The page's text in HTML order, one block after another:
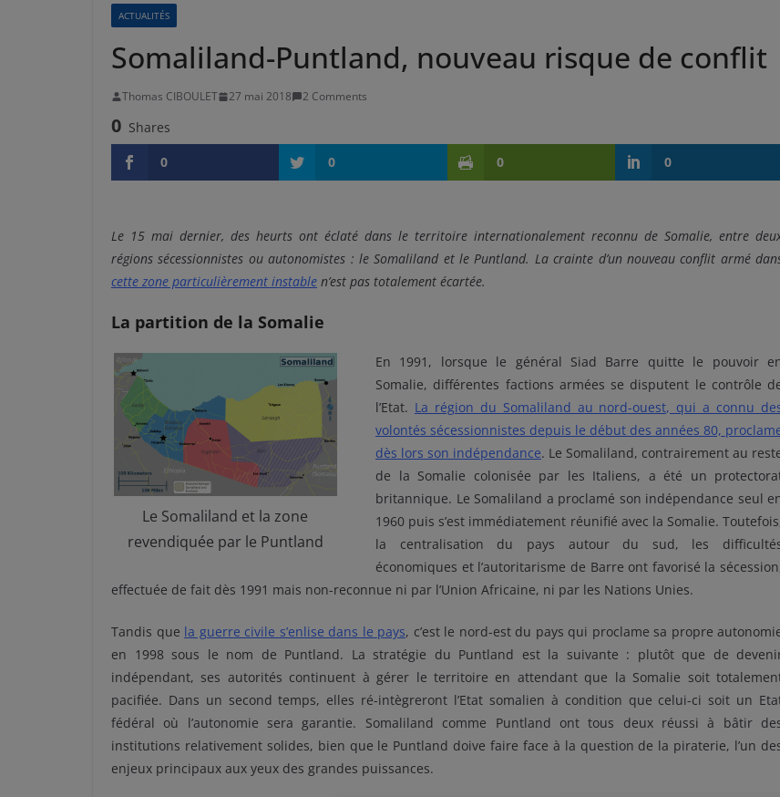
ACTUALITÉS
Somaliland-Puntland, nouveau risque de conflit
Thomas CIBOULET 27 mai 2018 2 Comments
0 Shares
0
0 0 0
Le 15 mai dernier, des heurts ont éclaté dans le territoire internationalement reconnu de Somalie, entre
régions sécessionnistes ou autonomistes : le Somaliland et le Puntland. La crainte d’un nouveau conflit armé
cette zone particulièrement instable n’est pas totalement écartée.
La partition de la Somalie
Le Somaliland et la zone
revendiquée par le Puntland
En 1991, lorsque le général Siad Barre quitte le pouvoir
Somalie, différentes factions armées se disputent le contrôle
l’Etat. La région du Somaliland au nord-ouest, qui a connu
volontés sécessionnistes depuis le début des années 80,
dès lors son indépendance. Le Somaliland, contrairement au
de la Somalie colonisée par les Italiens, a été un
britannique. Le Somaliland a proclamé son indépendance seul
1960 puis s’est immédiatement réunifié avec la Somalie.
la centralisation du pays autour du sud, les
économiques et l’autoritarisme de Barre ont favorisé la
effectuée de fait dès 1991 mais non-reconnue ni par l’Union Africaine, ni par les Nations Unies.
Tandis que la guerre civile s’enlise dans le pays, c’est le nord-est du pays qui proclame sa propre
en 1998 sous le nom de Puntland. La stratégie du Puntland est la suivante : plutôt que de
indépendant, ses autorités continuent à gérer le territoire en attendant que la Somalie soit
pacifiée. Dans un second temps, elles ré-intègreront l’Etat somalien à condition que celui-ci soit un
fédéral où l’autonomie sera garantie. Somaliland comme Puntland ont tous deux réussi à bâtir
institutions relativement solides, bien que le Puntland doive faire face à la question de la piraterie, l’un
enjeux principaux aux yeux des grandes puissances.